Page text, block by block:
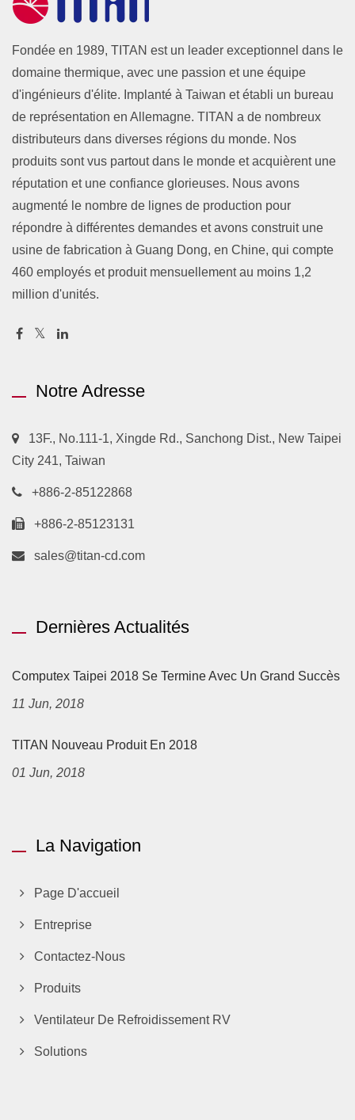
Fondée en 1989, TITAN est un leader exceptionnel dans le
domaine thermique, avec une passion et une équipe
d'ingénieurs d'élite. Implanté à Taiwan et établi un bureau
de représentation en Allemagne. TITAN a de nombreux
distributeurs dans diverses régions du monde. Nos
produits sont vus partout dans le monde et acquièrent une
réputation et une confiance glorieuses. Nous avons
augmenté le nombre de lignes de production pour
répondre à différentes demandes et avons construit une
usine de fabrication à Guang Dong, en Chine, qui compte
460 employés et produit mensuellement au moins 1,2
million d'unités.
Notre Adresse
13F., No.111-1, Xingde Rd., Sanchong Dist., New Taipei
City 241, Taiwan
+886-2-85122868
+886-2-85123131
sales@titan-cd.com
Dernières Actualités
Computex Taipei 2018 Se Termine Avec Un Grand Succès
11 Jun, 2018
TITAN Nouveau Produit En 2018
01 Jun, 2018
La Navigation
Page D'accueil
Entreprise
Contactez-Nous
Produits
Ventilateur De Refroidissement RV
Solutions